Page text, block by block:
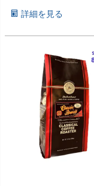
詳細を見る